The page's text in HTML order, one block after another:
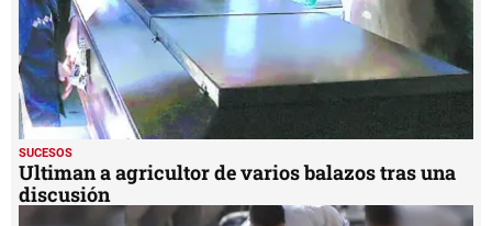
SUCESOS
Ultiman a agricultor de varios balazos tras una
discusión